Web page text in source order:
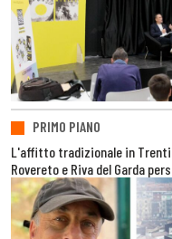
PRIMO PIANO
L'affitto tradizionale in
Rovereto e Riva del Garda